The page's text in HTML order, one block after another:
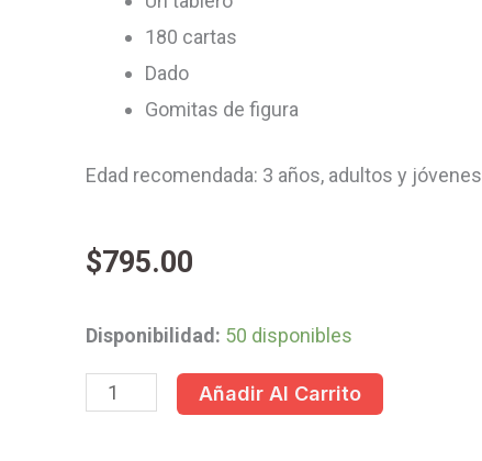
180 cartas
Dado
Gomitas de figura
Edad recomendada: 3 años, adultos y jóvenes
$795.00
Disponibilidad: 50 disponibles
EL
JUEGO
DE
Añadir Al Carrito